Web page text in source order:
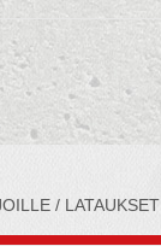
/ LATAUKSET